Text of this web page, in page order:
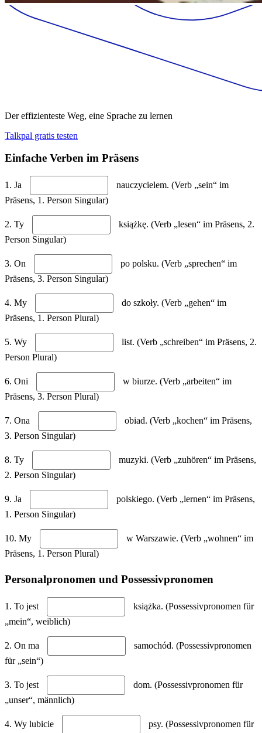
Der effizienteste Weg, eine Sprache zu lernen
Talkpal gratis testen
Einfache Verben im Präsens
1. Ja
nauczycielem. (Verb „sein“ im
Präsens, 1. Person Singular)
2. Ty
książkę. (Verb „lesen“ im Präsens, 2.
Person Singular)
3. On
po polsku. (Verb „sprechen“ im
Präsens, 3. Person Singular)
4. My
do szkoły. (Verb „gehen“ im
Präsens, 1. Person Plural)
5. Wy
list. (Verb „schreiben“ im Präsens, 2.
Person Plural)
6. Oni
w biurze. (Verb „arbeiten“ im
Präsens, 3. Person Plural)
7. Ona
obiad. (Verb „kochen“ im Präsens,
3. Person Singular)
8. Ty
muzyki. (Verb „zuhören“ im Präsens,
2. Person Singular)
9. Ja
polskiego. (Verb „lernen“ im Präsens,
1. Person Singular)
10. My
w Warszawie. (Verb „wohnen“ im
Präsens, 1. Person Plural)
Personalpronomen und Possessivpronomen
1. To jest
książka. (Possessivpronomen für
„mein“, weiblich)
2. On ma
samochód. (Possessivpronomen
für „sein“)
3. To jest
dom. (Possessivpronomen für
„unser“, männlich)
4. Wy lubicie
psy. (Possessivpronomen für